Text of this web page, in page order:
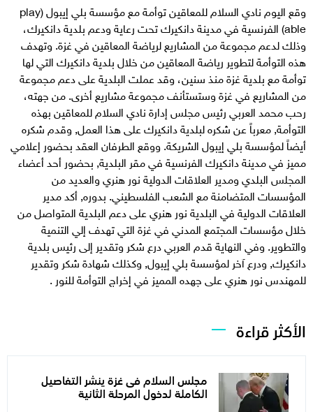
وقع اليوم نادي السلام للمعاقين توأمة مع مؤسسة بلي إيبول (play
able) الفرنسية في مدينة دانكيرك تحت رعاية ودعم بلدية دانكيرك،
وذلك لدعم مجموعة من المشاريع لرياضة المعاقين في غزة. وتهدف
هذه التوأمة لتطوير رياضة المعاقين من خلال بلدية دانكيرك التي لها
توأمة مع بلدية غزة منذ سنين، وقد عملت البلدية على دعم مجموعة
من المشاريع في غزة وستستأنف مجموعة مشاريع أخرى. من جهته،
رحب محمد العربي رئيس مجلس إدارة نادي السلام للمعاقين بهذه
التوأمة, معرباً عن شكره لبلدية دانكيرك على هذا العمل, وقدم شكره
أيضاً لمؤسسة بلي إيبول الشريكة. ووقع الطرفان العقد بحضور إعلامي
مميز في مدينة دانكيرك الفرنسية في مقر البلدية, بحضور أحد أعضاء
المجلس البلدي ومدير العلاقات الدولية نور هنري والعديد من
المؤسسات المتضامنة مع الشعب الفلسطيني. بدوره, أكد مدير
العلاقات الدولية في البلدية نور هنري على دعم البلدية المتواصل من
خلال مؤسسات المجتمع المدني في غزة التي تهدف إلي التنمية
والتطوير. وفي النهاية قدم العربي درع شكر وتقدير إلى رئيس بلدية
دانكيرك, ودرع آخر لمؤسسة بلي إيبول, وكذلك شهادة شكر وتقدير
للمهندس نور هنري على جهده المميز في إخراج التوأمة للنور .
الأكثر قراءة
مجلس السلام فى غزة ينشر التفاصيل
الكاملة لدخول المرحلة الثانية